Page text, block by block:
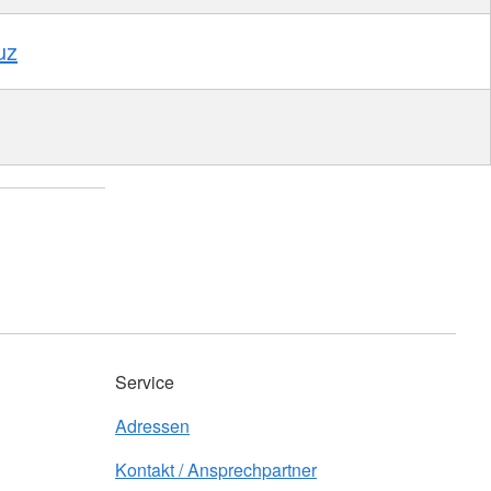
Service
Adressen
Kontakt / Ansprechpartner